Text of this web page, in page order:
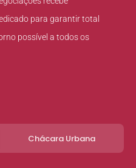
para garantir total
possível a todos os
Chácara Urbana